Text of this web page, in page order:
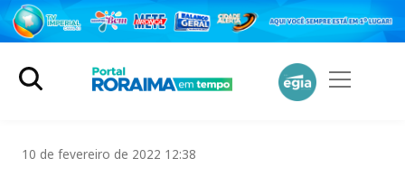
10 de fevereiro de 2022 12:38